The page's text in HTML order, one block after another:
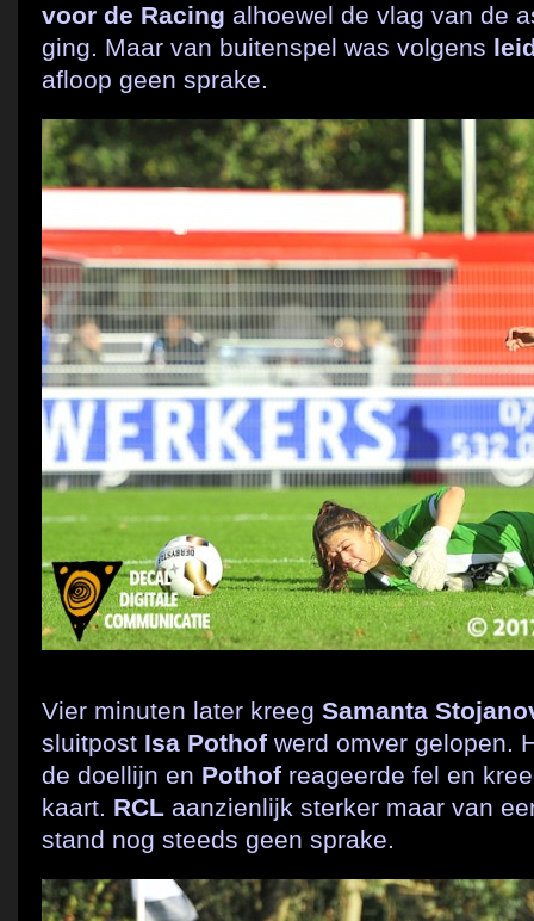
voor de Racing alhoewel de vlag van de
ging. Maar van buitenspel was volgens
afloop geen sprake.
Vier minuten later kreeg Samanta
sluitpost Isa Pothof werd omver gelopen.
de doellijn en Pothof reageerde fel en
kaart. RCL aanzienlijk sterker maar van
stand nog steeds geen sprake.